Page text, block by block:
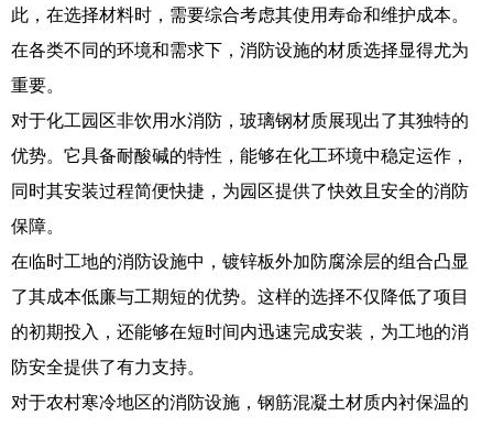
此，在选择材料时，需要综合考虑其使用寿命和维护成本。
在各类不同的环境和需求下，消防设施的材质选择显得尤为
重要。
对于化工园区非饮用水消防，玻璃钢材质展现出了其独特的
优势。它具备耐酸碱的特性，能够在化工环境中稳定运作，
同时其安装过程简便快捷，为园区提供了快效且安全的消防
保障。
在临时工地的消防设施中，镀锌板外加防腐涂层的组合凸显
了其成本低廉与工期短的优势。这样的选择不仅降低了项目
的初期投入，还能够在短时间内迅速完成安装，为工地的消
防安全提供了有力支持。
对于农村寒冷地区的消防设施，钢筋混凝土材质内衬保温的